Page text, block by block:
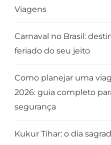
Viagens
Carnaval no Brasil:
feriado do seu jeito
Como planejar uma
2026: guia completo
segurança
Kukur Tihar: o dia